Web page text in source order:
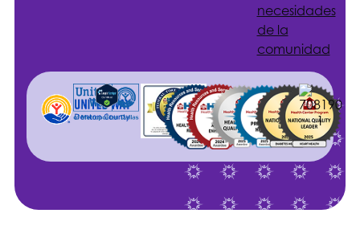
necesidades
de la
comunidad